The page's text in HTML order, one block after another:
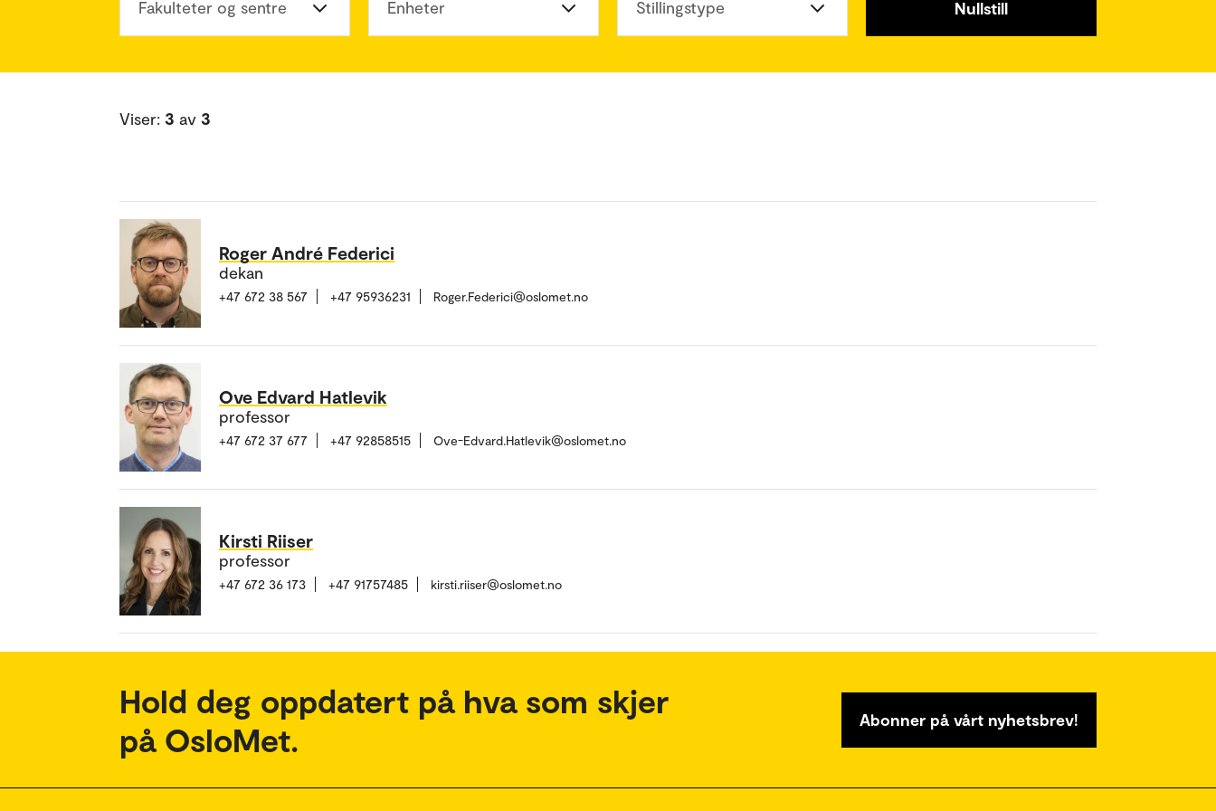
Fakulteter og sentre Enheter Stillingstype Nullstill
Viser: 3 av 3
Roger André Federici
dekan
+47 672 38 567 +47 95936231 Roger.Federici@oslomet.no
Ove Edvard Hatlevik
professor
+47 672 37 677 +47 92858515 Ove-Edvard.Hatlevik@oslomet.no
Kirsti Riiser
professor
+47 672 36 173 +47 91757485 kirsti.riiser@oslomet.no
Hold deg oppdatert på hva som skjer
på OsloMet.
Abonner på vårt nyhetsbrev!